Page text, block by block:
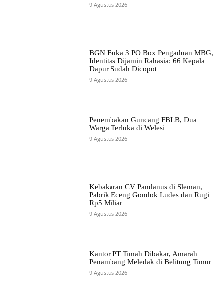
9 Agustus 2026
BGN Buka 3 PO Box Pengaduan MBG,
Identitas Dijamin Rahasia: 66 Kepala
Dapur Sudah Dicopot
9 Agustus 2026
Penembakan Guncang FBLB, Dua
Warga Terluka di Welesi
9 Agustus 2026
Kebakaran CV Pandanus di Sleman,
Pabrik Eceng Gondok Ludes dan Rugi
Rp5 Miliar
9 Agustus 2026
Kantor PT Timah Dibakar, Amarah
Penambang Meledak di Belitung Timur
9 Agustus 2026